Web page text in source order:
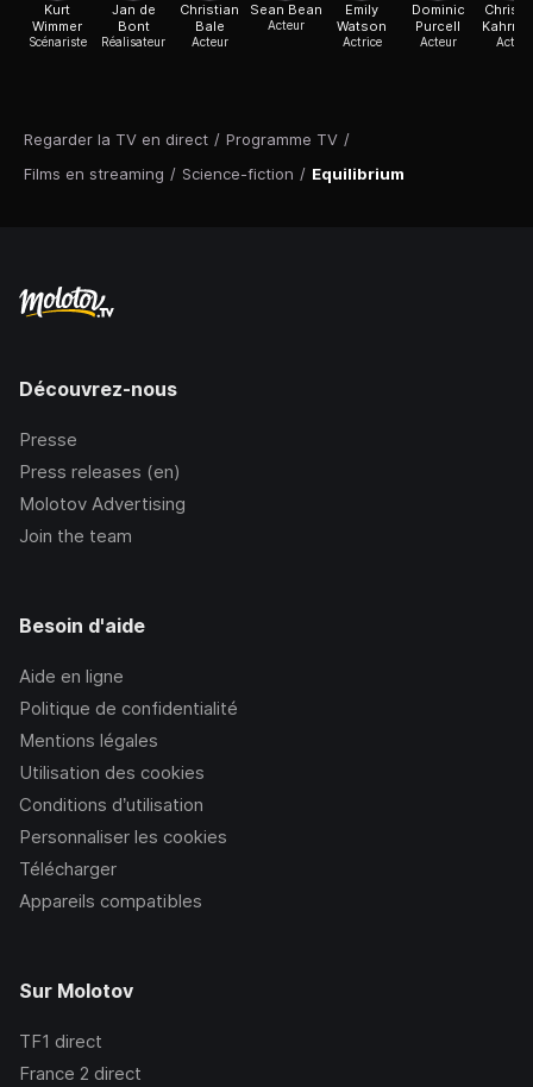
Regarder la TV en direct / Programme TV /
Films en streaming / Science-fiction / Equilibrium
Kurt
Wimmer
Scénariste
Jan de
Bont
Réalisateur
Christian
Bale
Acteur
Sean Bean
Acteur
Emily
Watson
Actrice
Dominic
Purcell
Acteur Acteur
Découvrez-nous
Presse
Press releases (en)
Molotov Advertising
Join the team
Besoin d'aide
Aide en ligne
Politique de confidentialité
Mentions légales
Utilisation des cookies
Conditions d’utilisation
Personnaliser les cookies
Télécharger
Appareils compatibles
Sur Molotov
TF1 direct
France 2 direct